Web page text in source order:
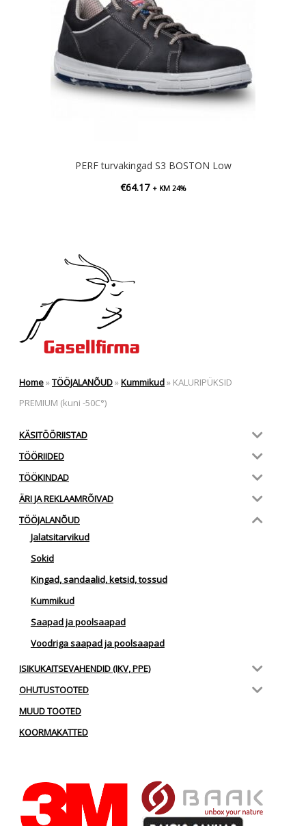
PERF turvakingad S3 BOSTON Low
€64.17 + KM 24%
Home»TÖÖJALANÕUD»Kummikud» KALURIPÜKSID
PREMIUM (kuni -50C°)
KÄSITÖÖRIISTAD
TÖÖRIIDED
TÖÖKINDAD
ÄRI JA REKLAAMRÕIVAD
TÖÖJALANÕUD
Jalatsitarvikud
Sokid
Kingad, sandaalid, ketsid, tossud
Kummikud
Saapad ja poolsaapad
Voodriga saapad ja poolsaapad
ISIKUKAITSEVAHENDID (IKV, PPE)
OHUTUSTOOTED
MUUD TOOTED
KOORMAKATTED